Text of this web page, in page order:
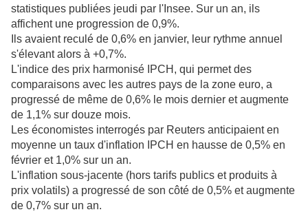
statistiques publiées jeudi par l'Insee. Sur un an, ils
affichent une progression de 0,9%.
Ils avaient reculé de 0,6% en janvier, leur rythme annuel
s'élevant alors à +0,7%.
L'indice des prix harmonisé IPCH, qui permet des
comparaisons avec les autres pays de la zone euro, a
progressé de même de 0,6% le mois dernier et augmente
de 1,1% sur douze mois.
Les économistes interrogés par Reuters anticipaient en
moyenne un taux d'inflation IPCH en hausse de 0,5% en
février et 1,0% sur un an.
L'inflation sous-jacente (hors tarifs publics et produits à
prix volatils) a progressé de son côté de 0,5% et augmente
de 0,7% sur un an.